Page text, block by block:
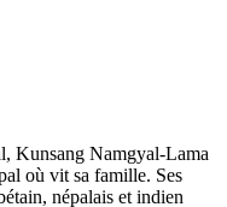
Kunsang Namgyal-Lama
où vit sa famille. Ses
népalais et indien